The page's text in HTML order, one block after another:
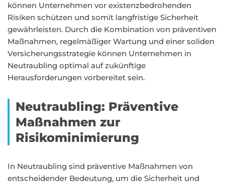
können Unternehmen vor existenzbedrohenden
Risiken schützen und somit langfristige Sicherheit
gewährleisten. Durch die Kombination von präventiven
Maßnahmen, regelmäßiger Wartung und einer soliden
Versicherungsstrategie können Unternehmen in
Neutraubling optimal auf zukünftige
Herausforderungen vorbereitet sein.
Neutraubling: Präventive
Maßnahmen zur
Risikominimierung
In Neutraubling sind präventive Maßnahmen von
entscheidender Bedeutung, um die Sicherheit und